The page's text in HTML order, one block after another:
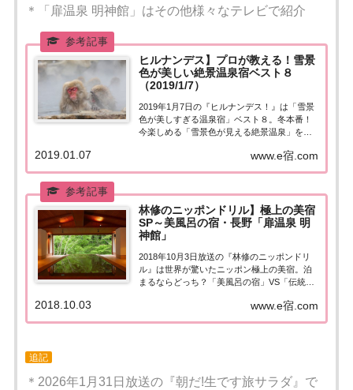
＊「扉温泉 明神館」はその他様々なテレビで紹介
ヒルナンデス】プロが教える！雪景
色が美しい絶景温泉宿ベスト８
（2019/1/7）
2019年1月7日の『ヒルナンデス！』は「雪景
色が美しすぎる温泉宿」ベスト８。冬本番！
今楽しめる「雪景色が見える絶景温泉」を３
める温泉宿とは!?紹介された情報はこちら！
雪景色が見える絶景温泉宿温泉に浸かりなが
www.e宿.com
2019.01.07
林修のニッポンドリル】極上の美宿
SP～美風呂の宿・長野「扉温泉 明
神館」
2018年10月3日放送の『林修のニッポンドリ
ル』は世界が驚いたニッポン極上の美宿。泊
まるならどっち？「美風呂の宿」VS「伝統工
のページでは美風呂の宿・長野県の「扉温泉
明神館」について紹介します！詳しい情報は
www.e宿.com
2018.10.03
追記
＊2026年1月31日放送の『朝だ!生です旅サラダ』で